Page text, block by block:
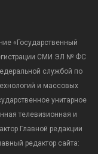
«Государственный
СМИ ЭЛ № ФС
службой по
и массовых
унитарное
телевизионная и
Главной редакции
редактор сайта: